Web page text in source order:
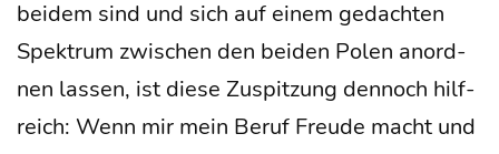
bei­dem sind und sich auf einem gedach­ten
Spek­trum zwi­schen den bei­den Polen anord­
nen las­sen, ist die­se Zuspit­zung den­noch hilf­
reich: Wenn mir mein Beruf Freu­de macht und